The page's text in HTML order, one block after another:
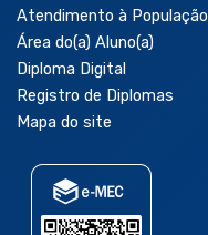
Atendimento à População
Área do(a) Aluno(a)
Diploma Digital
Registro de Diplomas
Mapa do site